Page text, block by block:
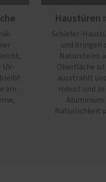
am
Haustüren
Schiefer-
und bringen
Natursteins
Oberfläche
ausstrahlt
robust und
Aluminium
Natürlichkeit